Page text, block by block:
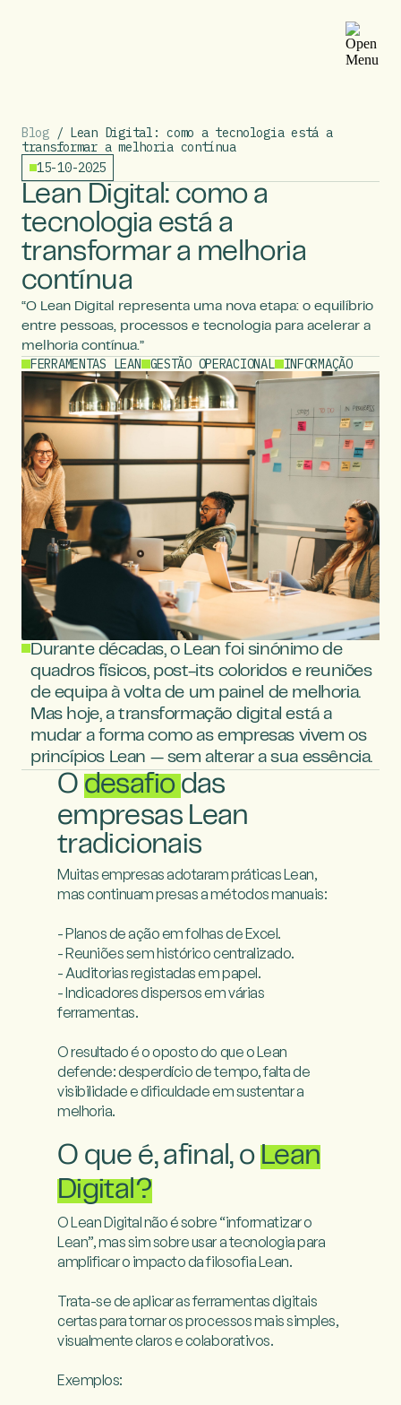
Blog/ Lean Digital: como a tecnologia está a
transformar a melhoria contínua
15-10-2025
Lean Digital: como a
tecnologia está a
transformar a melhoria
contínua
“O Lean Digital representa uma nova etapa: o equilíbrio
entre pessoas, processos e tecnologia para acelerar a
melhoria contínua.”
FERRAMENTAS LEAN GESTÃO OPERACIONAL INFORMAÇÃO
Durante décadas, o Lean foi sinónimo de
quadros físicos, post-its coloridos e reuniões
de equipa à volta de um painel de melhoria.
Mas hoje, a transformação digital está a
mudar a forma como as empresas vivem os
princípios Lean — sem alterar a sua essência.
O desafio das
empresas Lean
tradicionais
Muitas empresas adotaram práticas Lean,
mas continuam presas a métodos manuais:
- Planos de ação em folhas de Excel.
- Reuniões sem histórico centralizado.
- Auditorias registadas em papel.
- Indicadores dispersos em várias
ferramentas.
O resultado é o oposto do que o Lean
defende: desperdício de tempo, falta de
visibilidade e dificuldade em sustentar a
melhoria.
O que é, afinal, o Lean
Digital?
O Lean Digital não é sobre “informatizar o
Lean”, mas sim sobre usar a tecnologia para
amplificar o impacto da filosofia Lean.
Trata-se de aplicar as ferramentas digitais
certas para tornar os processos mais simples,
visualmente claros e colaborativos.
Exemplos: